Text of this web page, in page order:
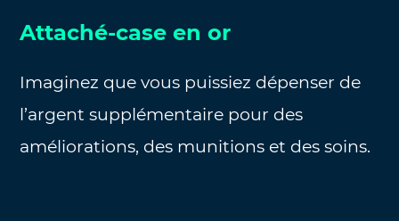
Attaché-case en or
Imaginez que vous puissiez dépenser de
l’argent supplémentaire pour des
améliorations, des munitions et des soins.